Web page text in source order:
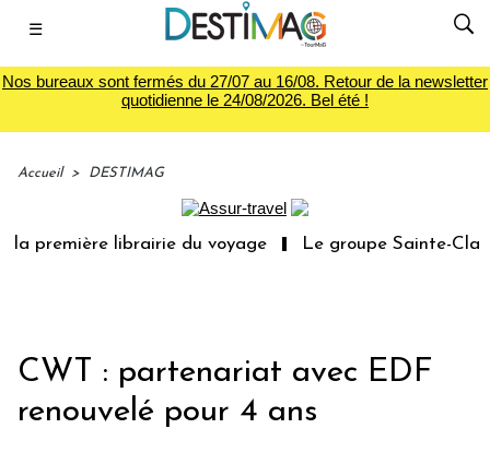
☰
Nos bureaux sont fermés du 27/07 au 16/08. Retour de la newsletter
quotidienne le 24/08/2026. Bel été !
Accueil > DESTIMAG
première librairie du voyage Le groupe Sainte-
CWT : partenariat avec EDF
renouvelé pour 4 ans